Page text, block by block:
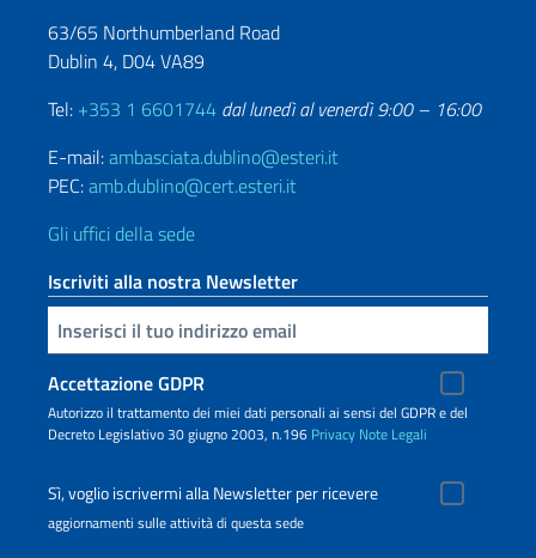
63/65 Northumberland Road
Dublin 4, D04 VA89
Tel: +353 1 6601744 dal lunedì al venerdì 9:00 – 16:00
E-mail:ambasciata.dublino@esteri.it
PEC:amb.dublino@cert.esteri.it
Gli uffici della sede
Iscriviti alla nostra Newsletter
Inserisci la tua email
Accettazione GDPR
Autorizzo il trattamento dei miei dati personali ai sensi del GDPR e del
Decreto Legislativo 30 giugno 2003, n.196 Privacy Note Legali
Sì, voglio iscrivermi alla Newsletter per ricevere
aggiornamenti sulle attività di questa sede